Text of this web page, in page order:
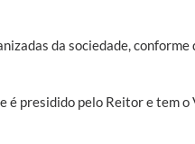
da sociedade, conforme
é presidido pelo Reitor e tem